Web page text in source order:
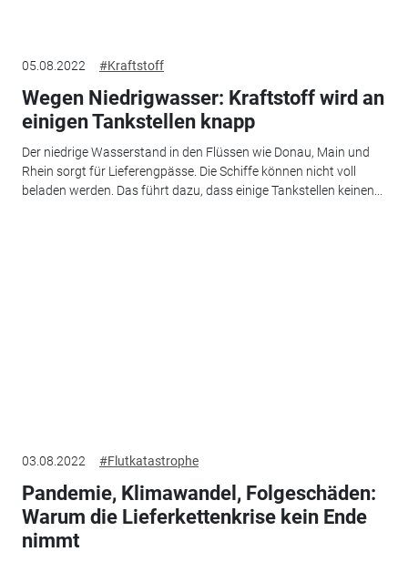
05.08.2022 #Kraftstoff
Wegen Niedrigwasser: Kraftstoff wird an
einigen Tankstellen knapp
Der niedrige Wasserstand in den Flüssen wie Donau, Main und
Rhein sorgt für Lieferengpässe. Die Schiffe können nicht voll
beladen werden. Das führt dazu, dass einige Tankstellen keinen...
03.08.2022 #Flutkatastrophe
Pandemie, Klimawandel, Folgeschäden:
Warum die Lieferkettenkrise kein Ende
nimmt